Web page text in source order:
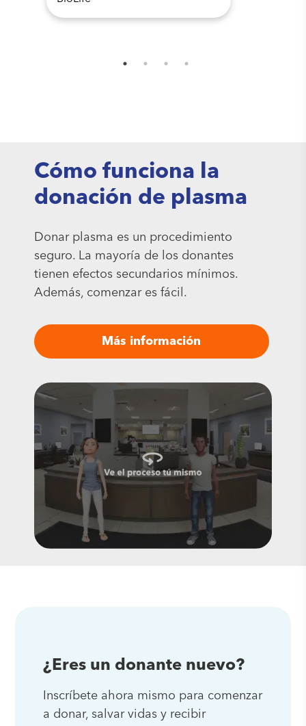
Cómo funciona la
donación de plasma
Donar plasma es un procedimiento
seguro. La mayoría de los donantes
tienen efectos secundarios mínimos.
Además, comenzar es fácil.
Más información
¿Eres un donante nuevo?
Inscríbete ahora mismo para comenzar
a donar, salvar vidas y recibir